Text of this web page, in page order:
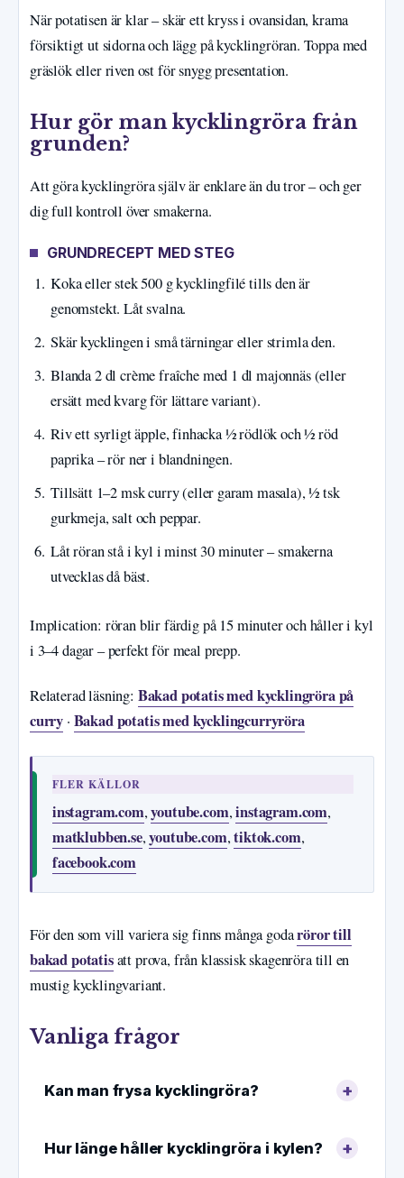
När potatisen är klar – skär ett kryss i ovansidan, krama
försiktigt ut sidorna och lägg på kycklingröran. Toppa med
gräslök eller riven ost för snygg presentation.
Hur gör man kycklingröra från
grunden?
Att göra kycklingröra själv är enklare än du tror – och ger
dig full kontroll över smakerna.
GRUNDRECEPT MED STEG
Koka eller stek 500 g kycklingfilé tills den är
genomstekt. Låt svalna.
Skär kycklingen i små tärningar eller strimla den.
Blanda 2 dl crème fraîche med 1 dl majonnäs (eller
ersätt med kvarg för lättare variant).
Riv ett syrligt äpple, finhacka ½ rödlök och ½ röd
paprika – rör ner i blandningen.
Tillsätt 1–2 msk curry (eller garam masala), ½ tsk
gurkmeja, salt och peppar.
Låt röran stå i kyl i minst 30 minuter – smakerna
utvecklas då bäst.
Implication: röran blir färdig på 15 minuter och håller i kyl
i 3–4 dagar – perfekt för meal prepp.
Relaterad läsning: Bakad potatis med kycklingröra på
curry · Bakad potatis med kycklingcurryröra
FLER KÄLLOR
instagram.com,youtube.com,instagram.com,
matklubben.se,youtube.com,tiktok.com,
facebook.com
För den som vill variera sig finns många godaröror till
bakad potatisatt prova, från klassisk skagenröra till en
mustig kycklingvariant.
Vanliga frågor
Kan man frysa kycklingröra?
Hur länge håller kycklingröra i kylen?